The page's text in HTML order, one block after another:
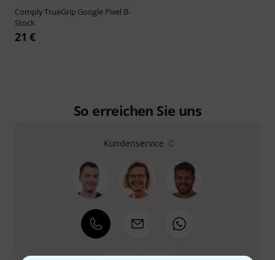
ComplyTrueGrip Google Pixel B-
Stock
21 €
So erreichen Sie uns
Kundenservice